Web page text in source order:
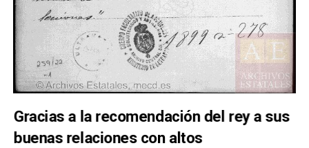
Gracias a la recomendación del rey a sus
buenas relaciones con altos